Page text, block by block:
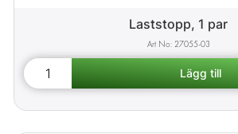
Laststopp, 1 par
27055-03